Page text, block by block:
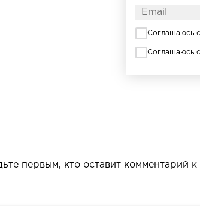
Соглашаюсь
Соглашаюсь
первым, кто оставит комментарий к